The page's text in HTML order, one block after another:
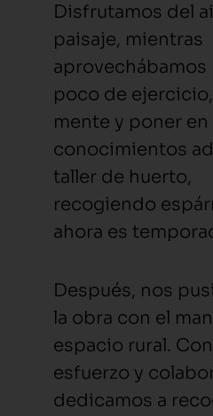
Disfrutamos del
paisaje, mientras
aprovechábamos
poco de
mente y poner
conocimientos
taller de huerto,
recogiendo
ahora es
Después, nos
la obra con el
espacio rural.
esfuerzo y
dedicamos a